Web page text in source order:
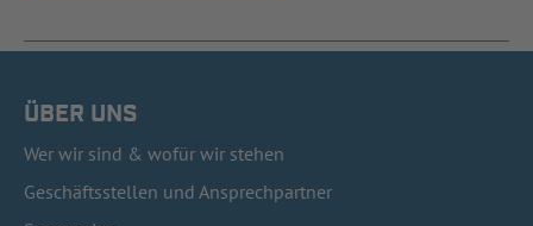
ÜBER UNS
Wer wir sind & wofür wir stehen
Geschäftsstellen und Ansprechpartner